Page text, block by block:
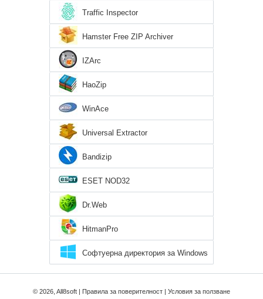
Traffic Inspector
Hamster Free ZIP Archiver
IZArc
HaoZip
WinAce
Universal Extractor
Bandizip
ESET NOD32
Dr.Web
HitmanPro
Софтуерна директория за Windows
8
© 2026, All8soft | Правила за поверителност Условия за ползване